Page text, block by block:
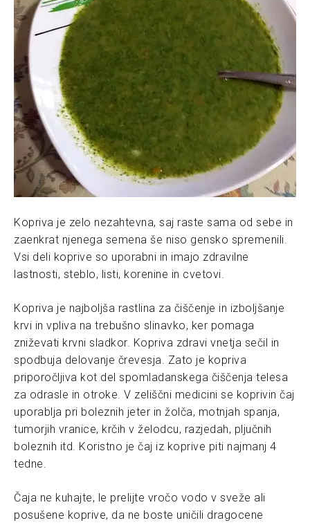
Kopriva je zelo nezahtevna, saj raste sama od sebe in
zaenkrat njenega semena še niso gensko spremenili.
Vsi deli koprive so uporabni in imajo zdravilne
lastnosti, steblo, listi, korenine in cvetovi.
Kopriva je najboljša rastlina za čiščenje in izboljšanje
krvi in vpliva na trebušno slinavko, ker pomaga
zniževati krvni sladkor. Kopriva zdravi vnetja sečil in
spodbuja delovanje črevesja. Zato je kopriva
priporočljiva kot del spomladanskega čiščenja telesa
za odrasle in otroke. V zeliščni medicini se koprivin čaj
uporablja pri boleznih jeter in žolča, motnjah spanja,
tumorjih vranice, krčih v želodcu, razjedah, pljučnih
boleznih itd. Koristno je čaj iz koprive piti najmanj 4
tedne.
Čaja ne kuhajte, le prelijte vročo vodo v sveže ali
posušene koprive, da ne boste uničili dragocene